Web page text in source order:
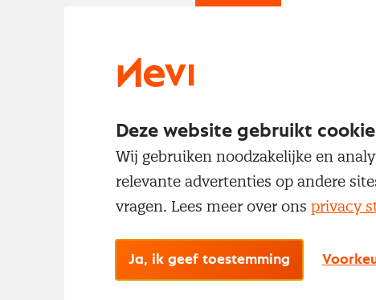
Deze website gebruikt
Wij gebruiken noodzakelijke en
relevante advertenties op andere
vragen. Lees meer over ons privacy
Ja, ik geef toestemming